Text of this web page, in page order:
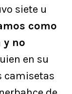
siete u
como
y no
en su
camisetas